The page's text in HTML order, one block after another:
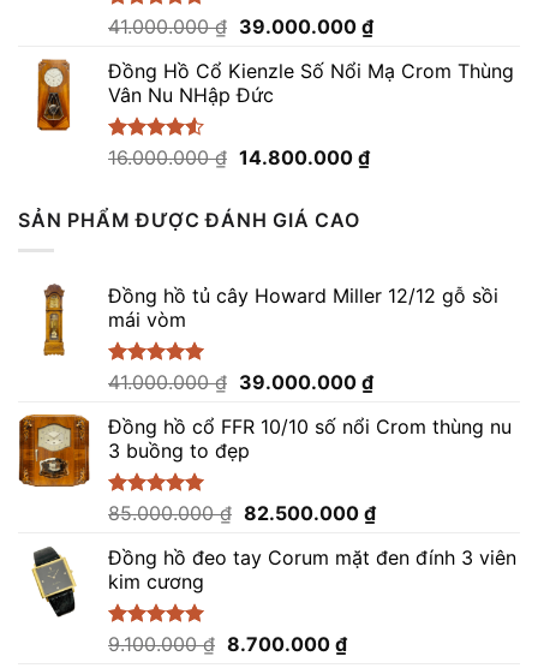
Được xếp
5 sao
41.000.000₫ Giá
là:
41.000.000 ₫.
39.000.000 ₫Giá
tại
Đồng Hồ Cổ Kienzle Số Nổi Mạ Crom Thùng
Vân Nu NHập Đức
Được xếp
16.000.000₫ Giá
là:
16.000.000 ₫.
14.800.000 ₫Giá
SẢN PHẨM ĐƯỢC ĐÁNH GIÁ CAO
Đồng hồ tủ cây Howard Miller 12/12 gỗ sồi
mái vòm
Được xếp
5 sao
41.000.000₫ Giá
là:
41.000.000 ₫.
39.000.000 ₫Giá
tại
Đồng hồ cổ FFR 10/10 số nổi Crom thùng nu
3 buồng to đẹp
Được xếp
5 sao
85.000.000₫ Giá
là:
82.500.000 ₫Giá
tại
Đồng hồ đeo tay Corum mặt đen đính 3 viên
kim cương
Được xếp
9.100.000₫ Giá
8.700.000 ₫Giá